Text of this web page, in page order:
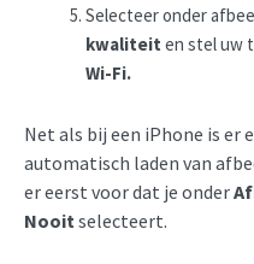
Selecteer onder
kwaliteit en stel uw
Wi-Fi.
Net als bij een iPhone is
automatisch laden van
er eerst voor dat je onder
Nooit selecteert.